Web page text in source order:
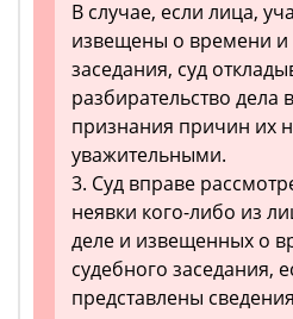
В случае, если лица,
извещены о времени и
заседания, суд
разбирательство дела
признания причин их
уважительными.
3. Суд вправе
неявки кого-либо из
деле и извещенных о
судебного заседания,
представлены